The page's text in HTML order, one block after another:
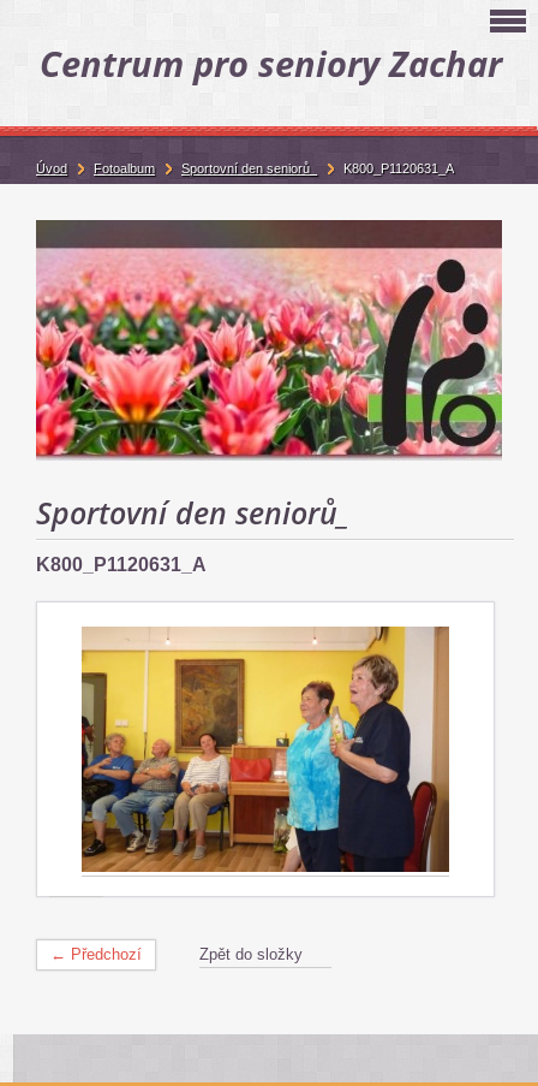
Centrum pro seniory Zachar
Sportovní den seniorů_
K800_P1120631_A
← Předchozí Zpět do složky
Úvod Fotoalbum Sportovní den seniorů_ K800_P1120631_A